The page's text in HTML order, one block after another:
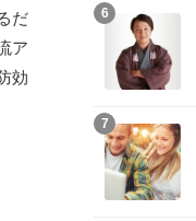
だ
ア
効
6
7